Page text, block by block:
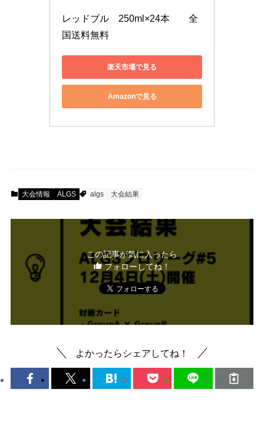
レッドブル　250ml×24本　　全
国送料無料
楽天市場で見る
Amazonで見る
大会情報 ALGS algs 大会結果
この記事が気に入ったら
フォローしてね！
よかったらシェアしてね！